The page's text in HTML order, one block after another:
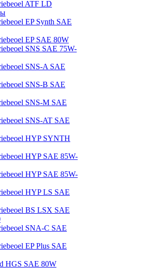
ATF LD
EP Synth SAE
EP SAE 80W
SNS SAE 75W-
SNS-A SAE
SNS-B SAE
SNS-M SAE
SNS-AT SAE
HYP SYNTH
HYP SAE 85W-
HYP SAE 85W-
HYP LS SAE
BS LSX SAE
SNA-C SAE
EP Plus SAE
HGS SAE 80W